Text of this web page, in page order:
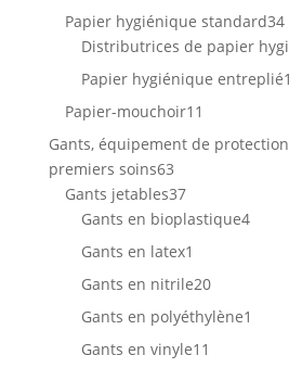
produits
Papier hygiénique standard34
Distributrices de papier
Papier hygiénique entreplié1
Papier-mouchoir11
produits
Gants, équipement de
premiers soins6363
produits
Gants jetables3737
produits
Gants en bioplastique44
Gants en latex1
produit
Gants en nitrile2020
produits
Gants en polyéthylène1
Gants en vinyle11